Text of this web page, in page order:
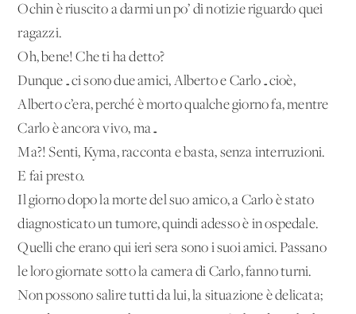
Ochin è riuscito a darmi un po’ di notizie riguardo quei
ragazzi.
Oh, bene! Che ti ha detto?
Dunque…ci sono due amici, Alberto e Carlo…cioè,
Alberto c’era, perché è morto qualche giorno fa, mentre
Carlo è ancora vivo, ma…
Ma?! Senti, Kyma, racconta e basta, senza interruzioni.
E fai presto.
Il giorno dopo la morte del suo amico, a Carlo è stato
diagnosticato un tumore, quindi adesso è in ospedale.
Quelli che erano qui ieri sera sono i suoi amici. Passano
le loro giornate sotto la camera di Carlo, fanno turni.
Non possono salire tutti da lui, la situazione è delicata;